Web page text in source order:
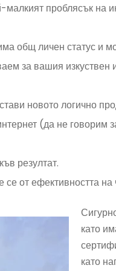
проблясък на
общ личен статус и
за вашия изкуствен
новото логично
(да не говорим
резултат.
от ефективността на
като
като